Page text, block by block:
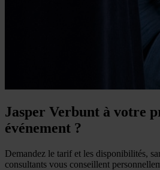
Jasper Verbunt à votre
événement ?
Demandez le tarif et les disponibilités,
consultants vous conseillent